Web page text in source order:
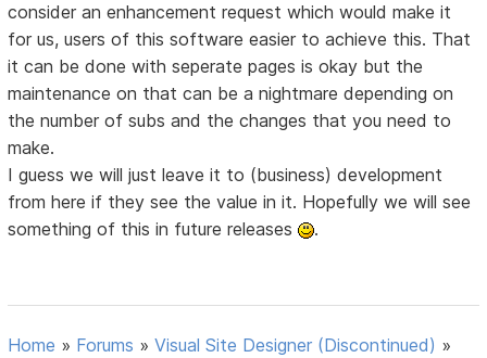
consider an enhancement request which would make it
for us, users of this software easier to achieve this. That
it can be done with seperate pages is okay but the
maintenance on that can be a nightmare depending on
the number of subs and the changes that you need to
make.
I guess we will just leave it to (business) development
from here if they see the value in it. Hopefully we will see
something of this in future releases
.
Home » Forums »Visual Site Designer (Discontinued) »